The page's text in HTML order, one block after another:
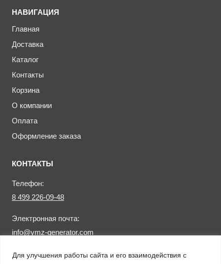
Для улучшения работы сайта и его взаимодействия с
НАВИГАЦИЯ
Главная
Доставка
Каталог
Контакты
Корзина
О компании
Оплата
Оформление заказа
КОНТАКТЫ
Телефон:
8 499 226-09-48
Электронная почта:
info@ymz-generator.com
Заказать звонок